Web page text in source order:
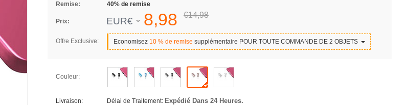
Remise: 40% de remise
Prix: EUR€ 8,98 €14,98
Offre Exclusive: Economisez 10 % de remise supplémentaire POUR TOUTE COMMANDE DE 2 OBJETS
Couleur:
Livraison: Délai de Traitement: Expédié Dans 24 Heures.